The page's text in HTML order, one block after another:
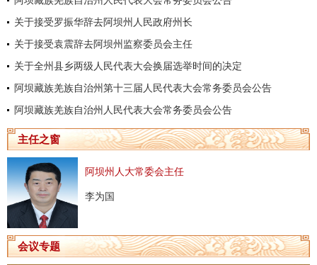
关于接受罗振华辞去阿坝州人民政府州长
关于接受袁震辞去阿坝州监察委员会主任
关于全州县乡两级人民代表大会换届选举时间的决定
阿坝藏族羌族自治州第十三届人民代表大会常务委员会公告
阿坝藏族羌族自治州人民代表大会常务委员会公告
主任之窗
阿坝州人大常委会主任
李为国
会议专题